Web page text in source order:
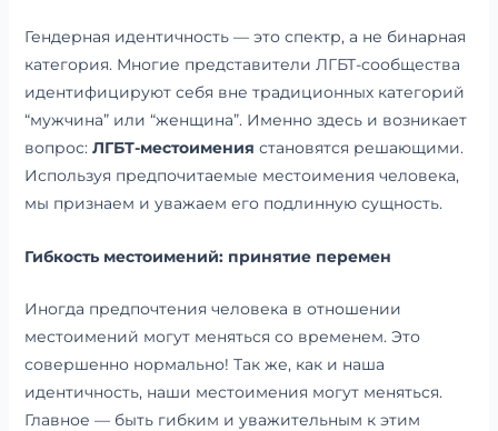
Гендерная идентичность — это спектр, а не бинарная
категория. Многие представители ЛГБТ-сообщества
идентифицируют себя вне традиционных категорий
“мужчина” или “женщина”. Именно здесь и возникает
вопрос: ЛГБТ-местоимения становятся решающими.
Используя предпочитаемые местоимения человека,
мы признаем и уважаем его подлинную сущность.
Гибкость местоимений: принятие перемен
Иногда предпочтения человека в отношении
местоимений могут меняться со временем. Это
совершенно нормально! Так же, как и наша
идентичность, наши местоимения могут меняться.
Главное — быть гибким и уважительным к этим